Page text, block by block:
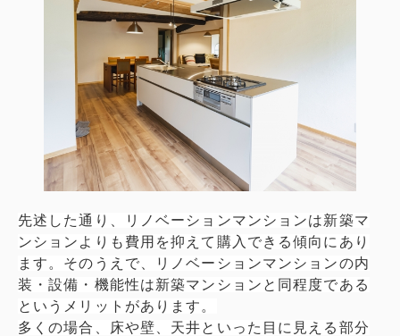
先述した通り、リノベーションマンションは新築マ
ンションよりも費用を抑えて購入できる傾向にあり
ます。そのうえで、リノベーションマンションの内
装・設備・機能性は新築マンションと同程度である
というメリットがあります。
多くの場合、床や壁、天井といった目に見える部分